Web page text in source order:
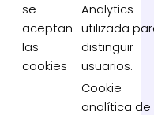
se
aceptan
las
cookies
Analytics
utilizada
distinguir
usuarios.
Cookie
analítica de